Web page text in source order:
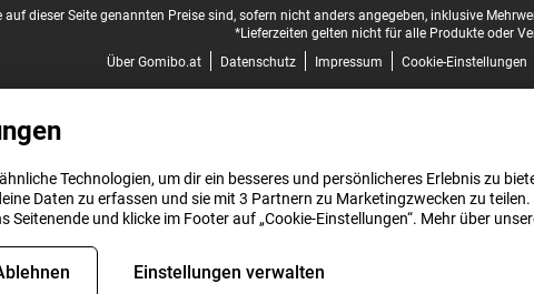
auf dieser Seite genannten Preise sind, sofern nicht anders angegeben, inklusive
*Lieferzeiten gelten nicht für alle Produkte oder
Über Gomibo.at
Datenschutz Impressum Cookie-Einstellungen
Technologien, um dir ein besseres und persönlicheres Erlebnis zu
Daten zu erfassen und sie mit 3 Partnern zu Marketingzwecken zu
Seitenende und klicke im Footer auf „Cookie-Einstellungen“. Mehr über
Einstellungen verwalten